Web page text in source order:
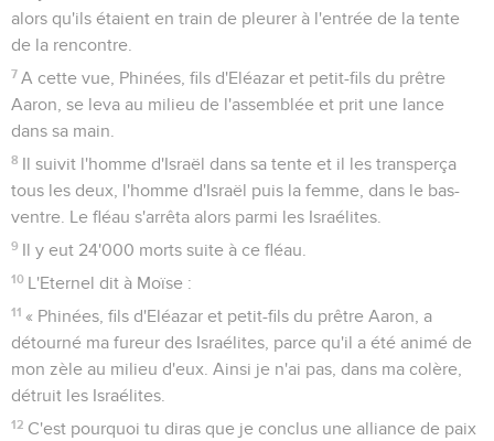
alors qu'ils étaient en train de pleurer à l'entrée de la tente
de la rencontre.
7 A cette vue, Phinées, fils d'Eléazar et petit-fils du prêtre
Aaron, se leva au milieu de l'assemblée et prit une lance
dans sa main.
8 Il suivit l'homme d'Israël dans sa tente et il les transperça
tous les deux, l'homme d'Israël puis la femme, dans le bas-
ventre. Le fléau s'arrêta alors parmi les Israélites.
9 Il y eut 24'000 morts suite à ce fléau.
10 L'Eternel dit à Moïse :
11 « Phinées, fils d'Eléazar et petit-fils du prêtre Aaron, a
détourné ma fureur des Israélites, parce qu'il a été animé de
mon zèle au milieu d'eux. Ainsi je n'ai pas, dans ma colère,
détruit les Israélites.
12 C'est pourquoi tu diras que je conclus une alliance de paix